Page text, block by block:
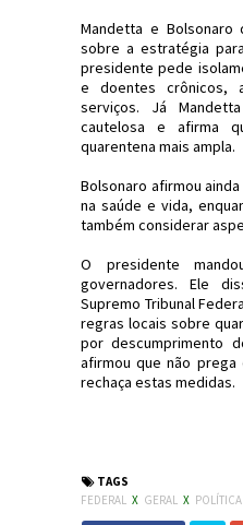
Mandetta e Bolsonaro
sobre a estratégia
presidente pede
e doentes crônicos,
serviços. Já
cautelosa e afirma
quarentena mais ampla.
Bolsonaro afirmou
na saúde e vida,
também considerar
O presidente
governadores. Ele
Supremo Tribunal
regras locais sobre
por descumprimento
afirmou que não prega
rechaça estas medidas.
TAGS
FEDERAL X GERAL X POLÍTICA